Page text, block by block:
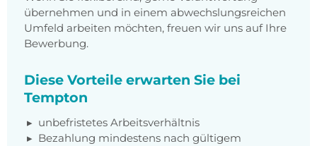
übernehmen und in einem abwechslungsreichen
Umfeld arbeiten möchten, freuen wir uns auf Ihre
Bewerbung.
Diese Vorteile erwarten Sie bei
Tempton
unbefristetes Arbeitsverhältnis
Bezahlung mindestens nach gültigem